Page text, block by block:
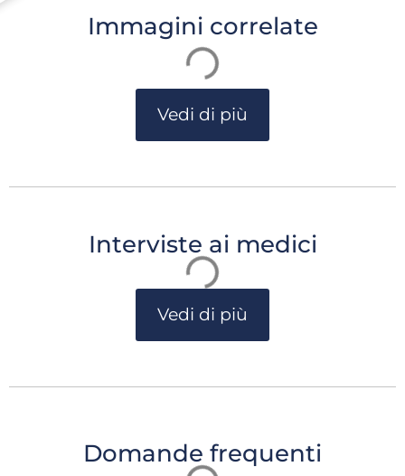
Immagini correlate
Vedi di più
Interviste ai medici
Vedi di più
Domande frequenti